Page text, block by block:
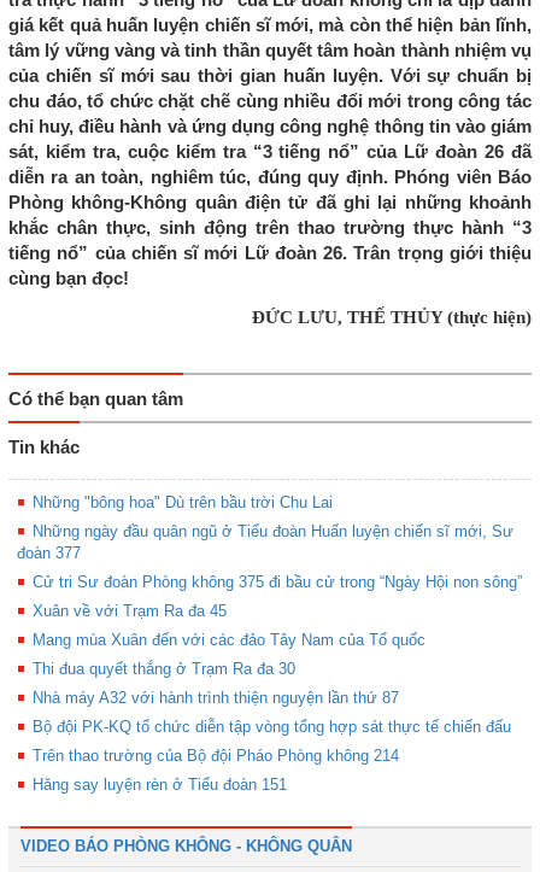
giá kết quả huấn luyện chiến sĩ mới, mà còn thể hiện bản lĩnh,
tâm lý vững vàng và tinh thần quyết tâm hoàn thành nhiệm vụ
của chiến sĩ mới sau thời gian huấn luyện. Với sự chuẩn bị
chu đáo, tổ chức chặt chẽ cùng nhiều đổi mới trong công tác
chỉ huy, điều hành và ứng dụng công nghệ thông tin vào giám
sát, kiểm tra, cuộc kiểm tra “3 tiếng nổ” của Lữ đoàn 26 đã
diễn ra an toàn, nghiêm túc, đúng quy định. Phóng viên Báo
Phòng không-Không quân điện tử đã ghi lại những khoảnh
khắc chân thực, sinh động trên thao trường thực hành “3
tiếng nổ” của chiến sĩ mới Lữ đoàn 26. Trân trọng giới thiệu
cùng bạn đọc!
ĐỨC LƯU, THẾ THỦY (thực hiện)
Có thể bạn quan tâm
Tin khác
Những "bông hoa" Dù trên bầu trời Chu Lai
Những ngày đầu quân ngũ ở Tiểu đoàn Huấn luyện chiến sĩ mới, Sư
đoàn 377
Cử tri Sư đoàn Phòng không 375 đi bầu cử trong “Ngày Hội non sông”
Xuân về với Trạm Ra đa 45
Mang mùa Xuân đến với các đảo Tây Nam của Tổ quốc
Thi đua quyết thắng ở Trạm Ra đa 30
Nhà máy A32 với hành trình thiện nguyện lần thứ 87
Bộ đội PK-KQ tổ chức diễn tập vòng tổng hợp sát thực tế chiến đấu
Trên thao trường của Bộ đội Pháo Phòng không 214
Hăng say luyện rèn ở Tiểu đoàn 151
VIDEO BÁO PHÒNG KHÔNG - KHÔNG QUÂN